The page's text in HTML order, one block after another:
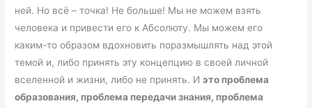
ней. Но всё – точка! Не больше! Мы не можем взять
человека и привести его к Абсолюту. Мы можем его
каким-то образом вдохновить поразмышлять над этой
темой и, либо принять эту концепцию в своей личной
вселенной и жизни, либо не принять. Иэто проблема
образования, проблема передачи знания, проблема